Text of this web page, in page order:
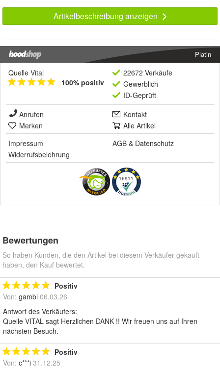
Artikelbeschreibung anzeigen
Platin
Quelle Vital
100% positiv
22672 Verkäufe
Gewerblich
ID-Geprüft
Anrufen
Kontakt
Merken
Alle Artikel
Impressum
AGB & Datenschutz
Widerrufsbelehrung
16911
Bewertungen
So haben Kunden, die den Artikel bei diesem Verkäufer gekauft
haben, den Kauf bewertet.
Positiv
Von: gambi 06.03.26
Antwort des Verkäufers:
Quelle VITAL sagt Herzlichen DANK !! Wir freuen uns auf Ihren
nächsten Besuch.
Positiv
Von: c***i 31.12.25